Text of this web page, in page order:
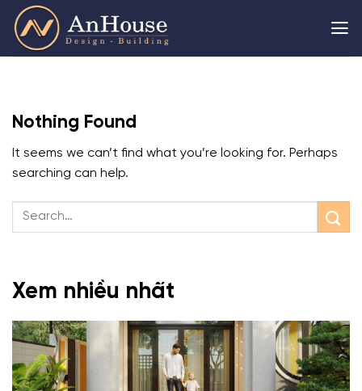
Skip
content
Nothing Found
It seems we can’t find what you’re looking for. Perhaps
searching can help.
Xem nhiều nhất